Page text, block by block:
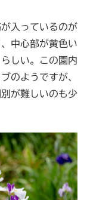
入っているのが
中心部が黄色い
しい。この園内
のようですが、
が難しいのも少